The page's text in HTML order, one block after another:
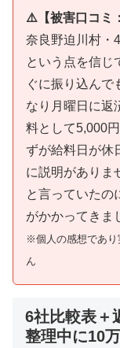
⚠️【被害口コミ
奈良野迫川村・
という点を信じ
ぐに振り込んで
なり月曜日に返
料として5,000
ずが給料日が休
に説明がありま
と言っていたの
がかかってきま
※個人の感想であり
ん
6社比較表＋
整理中に10